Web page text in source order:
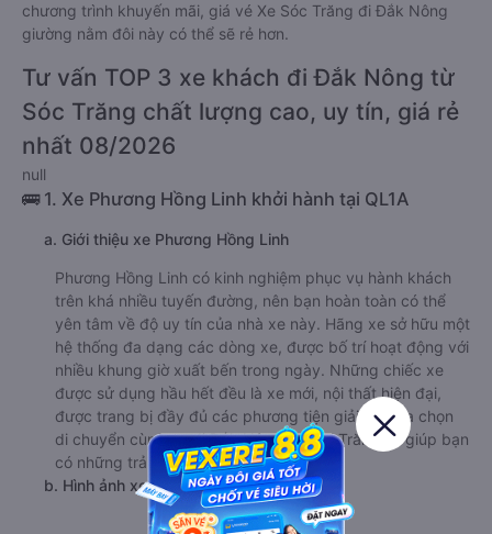
chương trình khuyến mãi, giá vé Xe Sóc Trăng đi Đắk Nông
giường nằm đôi này có thể sẽ rẻ hơn.
Tư vấn TOP 3 xe khách đi Đắk Nông từ
Sóc Trăng chất lượng cao, uy tín, giá rẻ
nhất 08/2026
null
🚌 1. Xe Phương Hồng Linh khởi hành tại QL1A
a. Giới thiệu xe Phương Hồng Linh
Phương Hồng Linh có kinh nghiệm phục vụ hành khách
trên khá nhiều tuyến đường, nên bạn hoàn toàn có thể
yên tâm về độ uy tín của nhà xe này. Hãng xe sở hữu một
hệ thống đa dạng các dòng xe, được bố trí hoạt động với
nhiều khung giờ xuất bến trong ngày. Những chiếc xe
được sử dụng hầu hết đều là xe mới, nội thất hiện đại,
được trang bị đầy đủ các phương tiện giải trí. Lựa chọn
di chuyển cùng xe đi Đắk Nông từ Sóc Trăng sẽ giúp bạn
có những trải nghiệm đáng nhớ nhất.
b. Hình ảnh xe Phương Hồng Linh